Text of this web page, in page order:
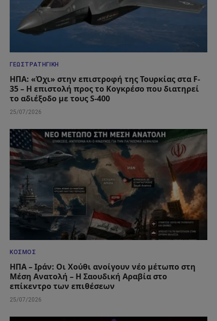
ΓΕΩΣΤΡΑΤΗΓΙΚΉ
ΗΠΑ: «Όχι» στην επιστροφή της Τουρκίας στα F-
35 – Η επιστολή προς το Κογκρέσο που διατηρεί
το αδιέξοδο με τους S-400
25/07/2026
ΚΌΣΜΟΣ
ΗΠΑ – Ιράν: Οι Χούθι ανοίγουν νέο μέτωπο στη
Μέση Ανατολή – Η Σαουδική Αραβία στο
επίκεντρο των επιθέσεων
25/07/2026